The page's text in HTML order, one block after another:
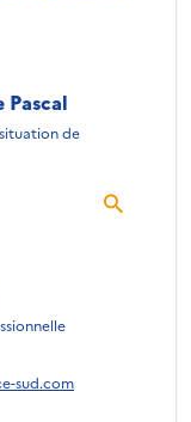
Pascal
de
sud.com